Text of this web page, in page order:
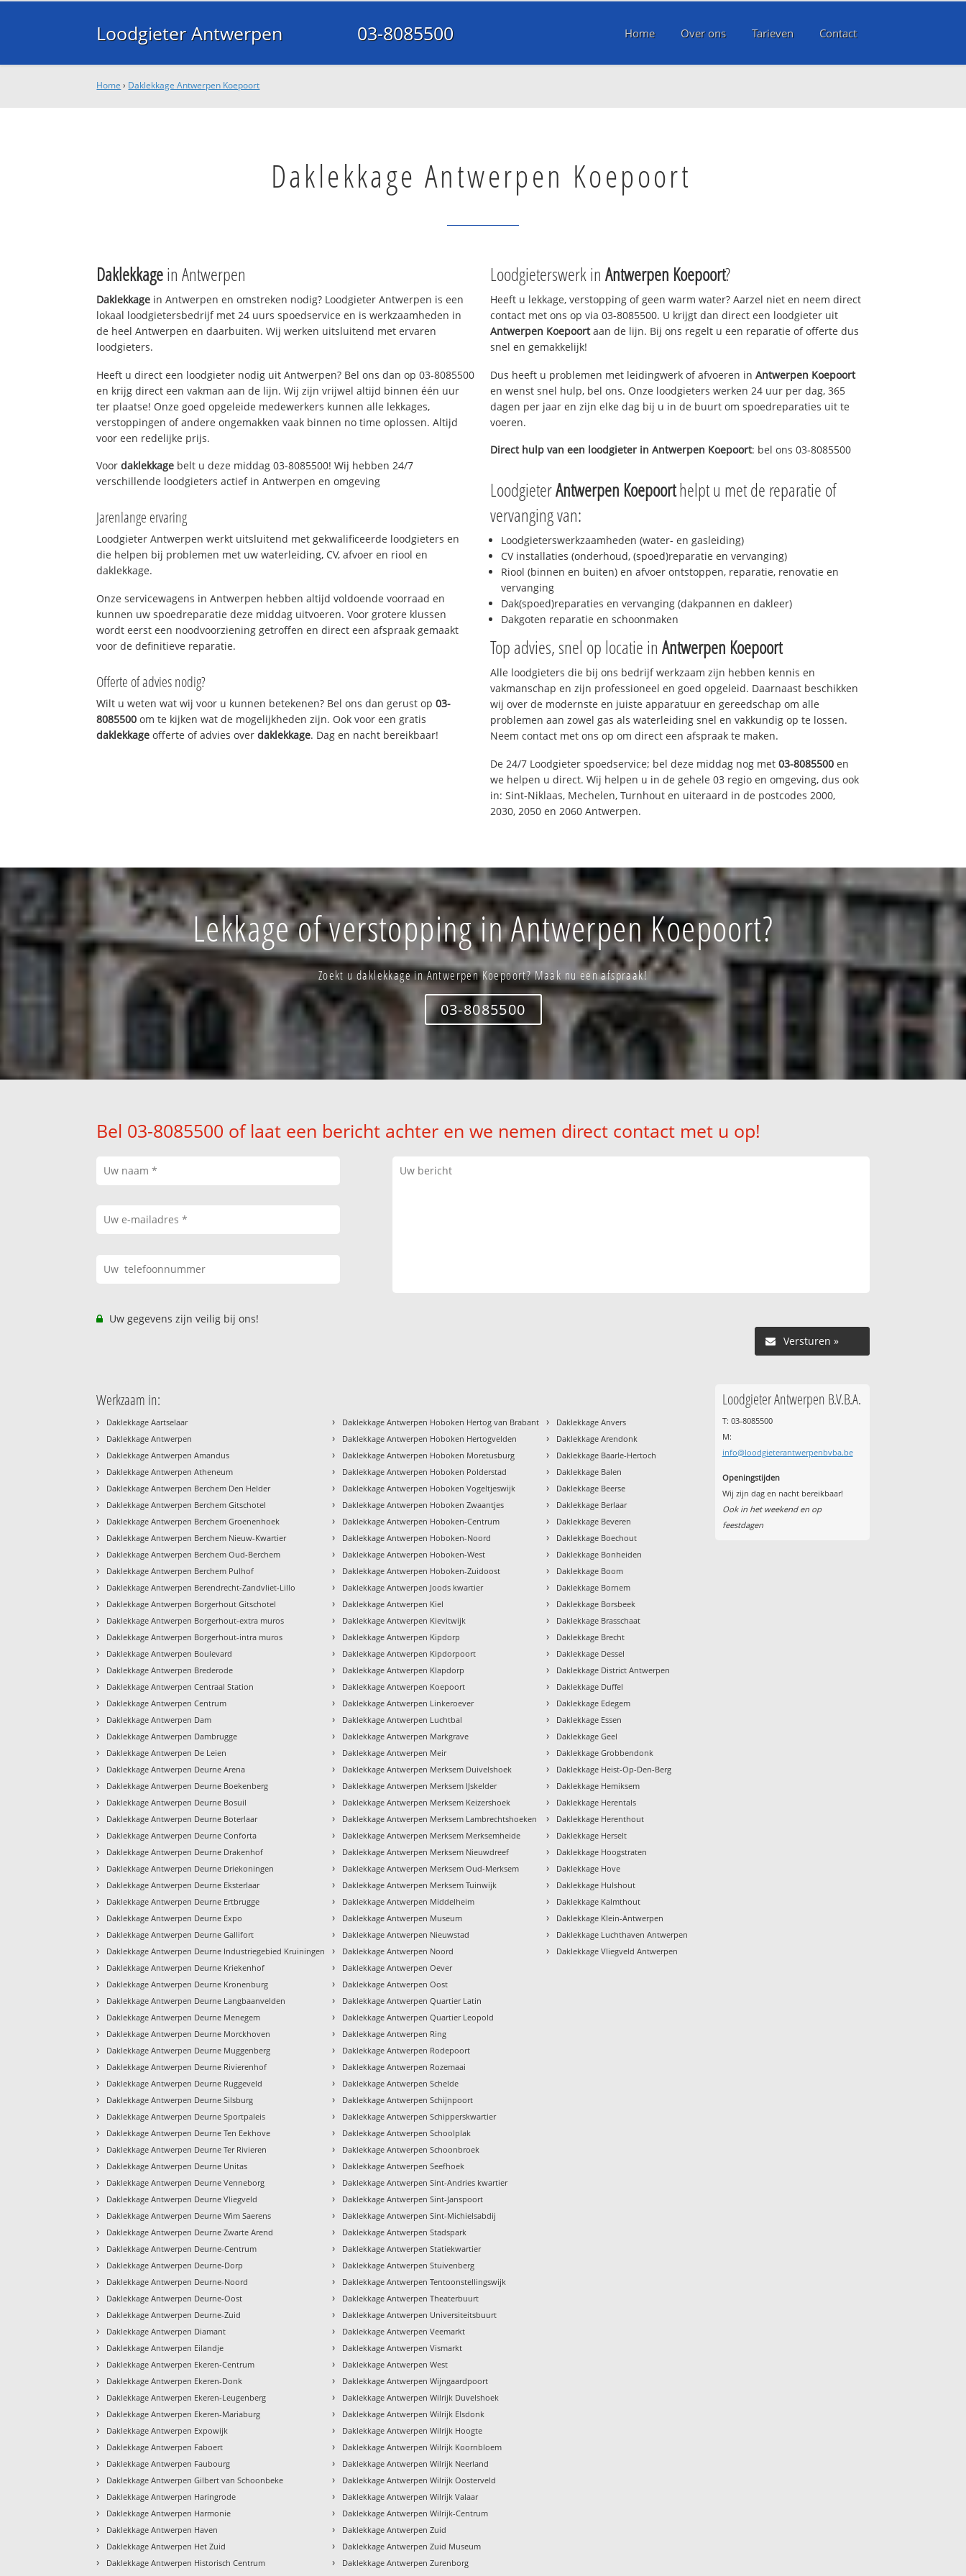
Loodgieter Antwerpen 03-8085500 Home Over ons Tarieven Contact
Home › Daklekkage Antwerpen Koepoort
Daklekkage Antwerpen Koepoort
Daklekkagein Antwerpen
Daklekkage in Antwerpen en omstreken nodig? Loodgieter Antwerpen is een
lokaal loodgietersbedrijf met 24 uurs spoedservice en is werkzaamheden in
de heel Antwerpen en daarbuiten. Wij werken uitsluitend met ervaren
loodgieters.
Heeft u direct een loodgieter nodig uit Antwerpen? Bel ons dan op 03-8085500
en krijg direct een vakman aan de lijn. Wij zijn vrijwel altijd binnen één uur
ter plaatse! Onze goed opgeleide medewerkers kunnen alle lekkages,
verstoppingen of andere ongemakken vaak binnen no time oplossen. Altijd
voor een redelijke prijs.
Voordaklekkage belt u deze middag 03-8085500! Wij hebben 24/7
verschillende loodgieters actief in Antwerpen en omgeving
Jarenlange ervaring
Loodgieter Antwerpen werkt uitsluitend met gekwalificeerde loodgieters en
die helpen bij problemen met uw waterleiding, CV, afvoer en riool en
daklekkage.
Onze servicewagens in Antwerpen hebben altijd voldoende voorraad en
kunnen uw spoedreparatie deze middag uitvoeren. Voor grotere klussen
wordt eerst een noodvoorziening getroffen en direct een afspraak gemaakt
voor de definitieve reparatie.
Offerte of advies nodig?
Wilt u weten wat wij voor u kunnen betekenen? Bel ons dan gerust op03-
8085500 om te kijken wat de mogelijkheden zijn. Ook voor een gratis
daklekkage offerte of advies overdaklekkage. Dag en nacht bereikbaar!
Loodgieterswerk in Antwerpen Koepoort?
Heeft u lekkage, verstopping of geen warm water? Aarzel niet en neem direct
contact met ons op via 03-8085500. U krijgt dan direct een loodgieter uit
Antwerpen Koepoortaan de lijn. Bij ons regelt u een reparatie of offerte dus
snel en gemakkelijk!
Dus heeft u problemen met leidingwerk of afvoeren in Antwerpen Koepoort
en wenst snel hulp, bel ons. Onze loodgieters werken 24 uur per dag, 365
dagen per jaar en zijn elke dag bij u in de buurt om spoedreparaties uit te
voeren.
Direct hulp van een loodgieter in Antwerpen Koepoort: bel ons 03-8085500
LoodgieterAntwerpen Koepoorthelpt u met de reparatie of
vervanging van:
Loodgieterswerkzaamheden (water- en gasleiding)
CV installaties (onderhoud, (spoed)reparatie en vervanging)
Riool (binnen en buiten) en afvoer ontstoppen, reparatie, renovatie en
vervanging
Dak(spoed)reparaties en vervanging (dakpannen en dakleer)
Dakgoten reparatie en schoonmaken
Top advies, snel op locatie in Antwerpen Koepoort
Alle loodgieters die bij ons bedrijf werkzaam zijn hebben kennis en
vakmanschap en zijn professioneel en goed opgeleid. Daarnaast beschikken
wij over de modernste en juiste apparatuur en gereedschap om alle
problemen aan zowel gas als waterleiding snel en vakkundig op te lossen.
Neem contact met ons op om direct een afspraak te maken.
De 24/7 Loodgieter spoedservice; bel deze middag nog met 03-8085500 en
we helpen u direct. Wij helpen u in de gehele 03 regio en omgeving, dus ook
in: Sint-Niklaas, Mechelen, Turnhout en uiteraard in de postcodes 2000,
2030, 2050 en 2060 Antwerpen.
Lekkage of verstopping in Antwerpen Koepoort?
Zoekt u daklekkage in Antwerpen Koepoort? Maak nu een afspraak!
03-8085500
Bel 03-8085500 of laat een bericht achter en we nemen direct contact met u op!
Uw gegevens zijn veilig bij ons!
Versturen »
Werkzaam in:
› Daklekkage Aartselaar
› Daklekkage Antwerpen
› Daklekkage Antwerpen Amandus
› Daklekkage Antwerpen Atheneum
› Daklekkage Antwerpen Berchem Den Helder
› Daklekkage Antwerpen Berchem Gitschotel
› Daklekkage Antwerpen Berchem Groenenhoek
› Daklekkage Antwerpen Berchem Nieuw-Kwartier
› Daklekkage Antwerpen Berchem Oud-Berchem
› Daklekkage Antwerpen Berchem Pulhof
› Daklekkage Antwerpen Berendrecht-Zandvliet-Lillo
› Daklekkage Antwerpen Borgerhout Gitschotel
› Daklekkage Antwerpen Borgerhout-extra muros
› Daklekkage Antwerpen Borgerhout-intra muros
› Daklekkage Antwerpen Boulevard
› Daklekkage Antwerpen Brederode
› Daklekkage Antwerpen Centraal Station
› Daklekkage Antwerpen Centrum
› Daklekkage Antwerpen Dam
› Daklekkage Antwerpen Dambrugge
› Daklekkage Antwerpen De Leien
› Daklekkage Antwerpen Deurne Arena
› Daklekkage Antwerpen Deurne Boekenberg
› Daklekkage Antwerpen Deurne Bosuil
› Daklekkage Antwerpen Deurne Boterlaar
› Daklekkage Antwerpen Deurne Conforta
› Daklekkage Antwerpen Deurne Drakenhof
› Daklekkage Antwerpen Deurne Driekoningen
› Daklekkage Antwerpen Deurne Eksterlaar
› Daklekkage Antwerpen Deurne Ertbrugge
› Daklekkage Antwerpen Deurne Expo
› Daklekkage Antwerpen Deurne Gallifort
› Daklekkage Antwerpen Deurne Industriegebied Kruiningen
› Daklekkage Antwerpen Deurne Kriekenhof
› Daklekkage Antwerpen Deurne Kronenburg
› Daklekkage Antwerpen Deurne Langbaanvelden
› Daklekkage Antwerpen Deurne Menegem
› Daklekkage Antwerpen Deurne Morckhoven
› Daklekkage Antwerpen Deurne Muggenberg
› Daklekkage Antwerpen Deurne Rivierenhof
› Daklekkage Antwerpen Deurne Ruggeveld
› Daklekkage Antwerpen Deurne Silsburg
› Daklekkage Antwerpen Deurne Sportpaleis
› Daklekkage Antwerpen Deurne Ten Eekhove
› Daklekkage Antwerpen Deurne Ter Rivieren
› Daklekkage Antwerpen Deurne Unitas
› Daklekkage Antwerpen Deurne Venneborg
› Daklekkage Antwerpen Deurne Vliegveld
› Daklekkage Antwerpen Deurne Wim Saerens
› Daklekkage Antwerpen Deurne Zwarte Arend
› Daklekkage Antwerpen Deurne-Centrum
› Daklekkage Antwerpen Deurne-Dorp
› Daklekkage Antwerpen Deurne-Noord
› Daklekkage Antwerpen Deurne-Oost
› Daklekkage Antwerpen Deurne-Zuid
› Daklekkage Antwerpen Diamant
› Daklekkage Antwerpen Eilandje
› Daklekkage Antwerpen Ekeren-Centrum
› Daklekkage Antwerpen Ekeren-Donk
› Daklekkage Antwerpen Ekeren-Leugenberg
› Daklekkage Antwerpen Ekeren-Mariaburg
› Daklekkage Antwerpen Expowijk
› Daklekkage Antwerpen Faboert
› Daklekkage Antwerpen Faubourg
› Daklekkage Antwerpen Gilbert van Schoonbeke
› Daklekkage Antwerpen Haringrode
› Daklekkage Antwerpen Harmonie
› Daklekkage Antwerpen Haven
› Daklekkage Antwerpen Het Zuid
› Daklekkage Antwerpen Historisch Centrum
› Daklekkage Antwerpen Hoboken Hertog van Brabant
› Daklekkage Antwerpen Hoboken Hertogvelden
› Daklekkage Antwerpen Hoboken Moretusburg
› Daklekkage Antwerpen Hoboken Polderstad
› Daklekkage Antwerpen Hoboken Vogeltjeswijk
› Daklekkage Antwerpen Hoboken Zwaantjes
› Daklekkage Antwerpen Hoboken-Centrum
› Daklekkage Antwerpen Hoboken-Noord
› Daklekkage Antwerpen Hoboken-West
› Daklekkage Antwerpen Hoboken-Zuidoost
› Daklekkage Antwerpen Joods kwartier
› Daklekkage Antwerpen Kiel
› Daklekkage Antwerpen Kievitwijk
› Daklekkage Antwerpen Kipdorp
› Daklekkage Antwerpen Kipdorpoort
› Daklekkage Antwerpen Klapdorp
› Daklekkage Antwerpen Koepoort
› Daklekkage Antwerpen Linkeroever
› Daklekkage Antwerpen Luchtbal
› Daklekkage Antwerpen Markgrave
› Daklekkage Antwerpen Meir
› Daklekkage Antwerpen Merksem Duivelshoek
› Daklekkage Antwerpen Merksem IJskelder
› Daklekkage Antwerpen Merksem Keizershoek
› Daklekkage Antwerpen Merksem Lambrechtshoeken
› Daklekkage Antwerpen Merksem Merksemheide
› Daklekkage Antwerpen Merksem Nieuwdreef
› Daklekkage Antwerpen Merksem Oud-Merksem
› Daklekkage Antwerpen Merksem Tuinwijk
› Daklekkage Antwerpen Middelheim
› Daklekkage Antwerpen Museum
› Daklekkage Antwerpen Nieuwstad
› Daklekkage Antwerpen Noord
› Daklekkage Antwerpen Oever
› Daklekkage Antwerpen Oost
› Daklekkage Antwerpen Quartier Latin
› Daklekkage Antwerpen Quartier Leopold
› Daklekkage Antwerpen Ring
› Daklekkage Antwerpen Rodepoort
› Daklekkage Antwerpen Rozemaai
› Daklekkage Antwerpen Schelde
› Daklekkage Antwerpen Schijnpoort
› Daklekkage Antwerpen Schipperskwartier
› Daklekkage Antwerpen Schoolplak
› Daklekkage Antwerpen Schoonbroek
› Daklekkage Antwerpen Seefhoek
› Daklekkage Antwerpen Sint-Andries kwartier
› Daklekkage Antwerpen Sint-Janspoort
› Daklekkage Antwerpen Sint-Michielsabdij
› Daklekkage Antwerpen Stadspark
› Daklekkage Antwerpen Statiekwartier
› Daklekkage Antwerpen Stuivenberg
› Daklekkage Antwerpen Tentoonstellingswijk
› Daklekkage Antwerpen Theaterbuurt
› Daklekkage Antwerpen Universiteitsbuurt
› Daklekkage Antwerpen Veemarkt
› Daklekkage Antwerpen Vismarkt
› Daklekkage Antwerpen West
› Daklekkage Antwerpen Wijngaardpoort
› Daklekkage Antwerpen Wilrijk Duvelshoek
› Daklekkage Antwerpen Wilrijk Elsdonk
› Daklekkage Antwerpen Wilrijk Hoogte
› Daklekkage Antwerpen Wilrijk Koornbloem
› Daklekkage Antwerpen Wilrijk Neerland
› Daklekkage Antwerpen Wilrijk Oosterveld
› Daklekkage Antwerpen Wilrijk Valaar
› Daklekkage Antwerpen Wilrijk-Centrum
› Daklekkage Antwerpen Zuid
› Daklekkage Antwerpen Zuid Museum
› Daklekkage Antwerpen Zurenborg
› Daklekkage Anvers
› Daklekkage Arendonk
› Daklekkage Baarle-Hertoch
› Daklekkage Balen
› Daklekkage Beerse
› Daklekkage Berlaar
› Daklekkage Beveren
› Daklekkage Boechout
› Daklekkage Bonheiden
› Daklekkage Boom
› Daklekkage Bornem
› Daklekkage Borsbeek
› Daklekkage Brasschaat
› Daklekkage Brecht
› Daklekkage Dessel
› Daklekkage District Antwerpen
› Daklekkage Duffel
› Daklekkage Edegem
› Daklekkage Essen
› Daklekkage Geel
› Daklekkage Grobbendonk
› Daklekkage Heist-Op-Den-Berg
› Daklekkage Hemiksem
› Daklekkage Herentals
› Daklekkage Herenthout
› Daklekkage Herselt
› Daklekkage Hoogstraten
› Daklekkage Hove
› Daklekkage Hulshout
› Daklekkage Kalmthout
› Daklekkage Klein-Antwerpen
› Daklekkage Luchthaven Antwerpen
› Daklekkage Vliegveld Antwerpen
Loodgieter Antwerpen B.V.B.A.
T: 03-8085500
M:
info@loodgieterantwerpenbvba.be
Openingstijden
Wij zijn dag en nacht bereikbaar!
Ook in het weekend en op
feestdagen